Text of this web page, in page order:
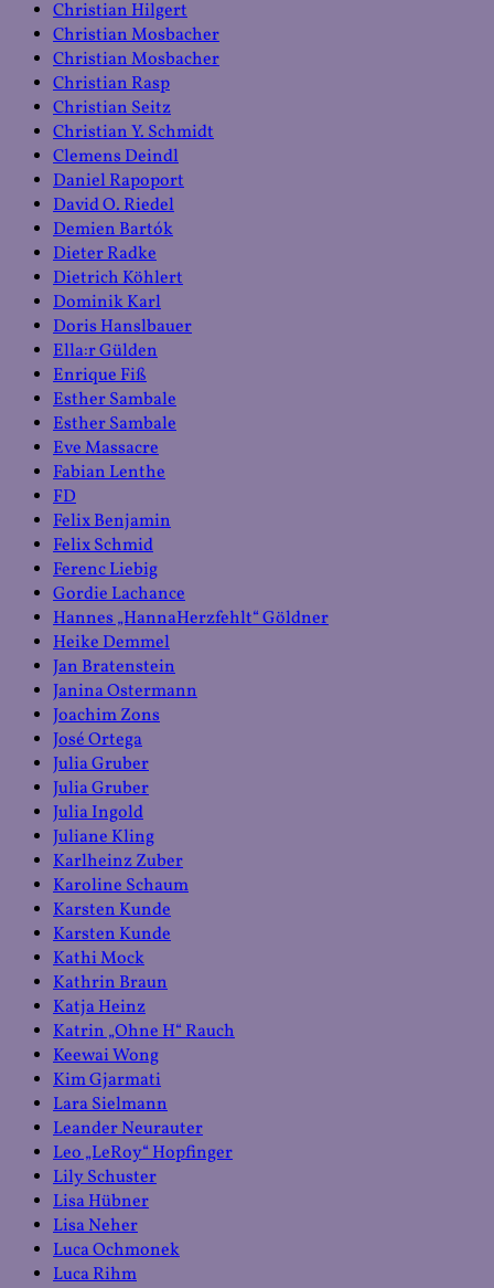
Christian Hilgert
Christian Mosbacher
Christian Mosbacher
Christian Rasp
Christian Seitz
Christian Y. Schmidt
Clemens Deindl
Daniel Rapoport
David O. Riedel
Demien Bartók
Dieter Radke
Dietrich Köhlert
Dominik Karl
Doris Hanslbauer
Ella:r Gülden
Enrique Fiß
Esther Sambale
Esther Sambale
Eve Massacre
Fabian Lenthe
FD
Felix Benjamin
Felix Schmid
Ferenc Liebig
Gordie Lachance
Hannes „HannaHerzfehlt“ Göldner
Heike Demmel
Jan Bratenstein
Janina Ostermann
Joachim Zons
José Ortega
Julia Gruber
Julia Gruber
Julia Ingold
Juliane Kling
Karlheinz Zuber
Karoline Schaum
Karsten Kunde
Karsten Kunde
Kathi Mock
Kathrin Braun
Katja Heinz
Katrin „Ohne H“ Rauch
Keewai Wong
Kim Gjarmati
Lara Sielmann
Leander Neurauter
Leo „LeRoy“ Hopfinger
Lily Schuster
Lisa Hübner
Lisa Neher
Luca Ochmonek
Luca Rihm